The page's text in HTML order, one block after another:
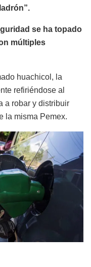
se ha topado
múltiples
huachicol, la
refiriéndose al
a robar y distribuir
la misma Pemex.